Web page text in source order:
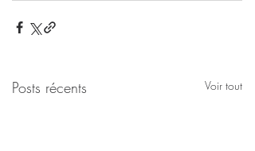
Posts récents Voir tout